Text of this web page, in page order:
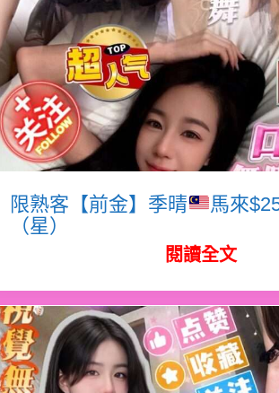
限熟客【前金】季晴
馬來
（星）
閱讀全文